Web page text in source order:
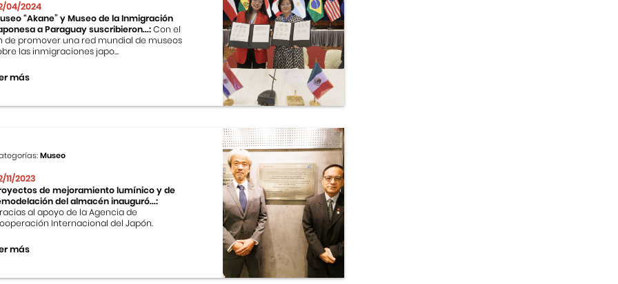
04/2024
“Akane” y Museo de la Inmigración
a Paraguay suscribieron...:Con el
de promover una red mundial de museos
las inmigraciones japo...
más
Museo
11/2023
de mejoramiento lumínico y de
del almacén inauguró...:
al apoyo de la Agencia de
Internacional del Japón.
más